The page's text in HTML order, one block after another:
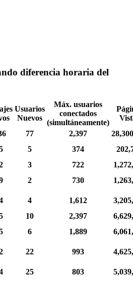
diferencia horaria del
Usuarios
Nuevos
Máx. usuarios
conectados
(simultáneamente)
77 2,397
5 374
3 722
2 730
4 1,612
10 2,397
6 1,889
22 993
25 803